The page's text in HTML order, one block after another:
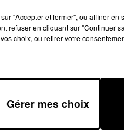
"Accepter et fermer", ou affiner
refuser en cliquant sur "Continuer
choix, ou retirer votre
Gérer mes choix